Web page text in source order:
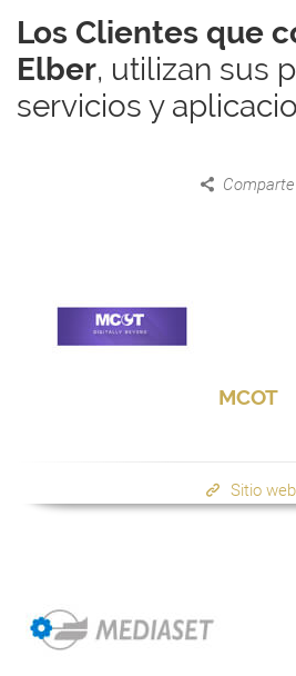
Los Clientes que
Elber, utilizan sus
servicios y
MCOT
Sitio web